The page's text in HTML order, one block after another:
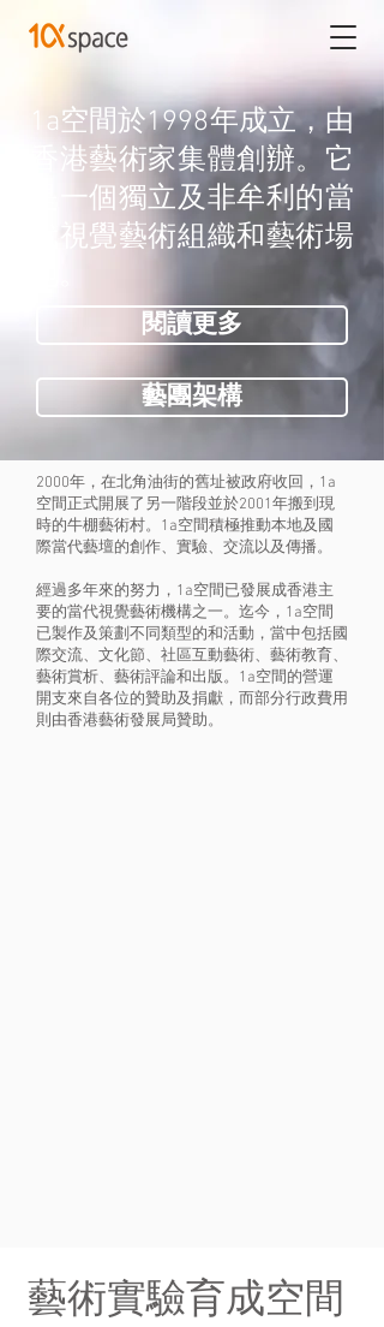
1a空間於1998年成立，由
香港藝術家集體創辦。它
是一個獨立及非牟利的當
代視覺藝術組織和藝術場
閱讀更多
藝團架構
2000年，在北角油街的舊址被政府收回，1a
空間正式開展了另一階段並於2001年搬到現
時的牛棚藝術村。1a空間積極推動本地及國
際當代藝壇的創作、實驗、交流以及傳播。
經過多年來的努力，1a空間已發展成香港主
要的當代視覺藝術機構之一。迄今，1a空間
已製作及策劃不同類型的和活動，當中包括國
際交流、文化節、社區互動藝術、藝術教育、
藝術賞析、藝術評論和出版。1a空間的營運
開支來自各位的贊助及捐獻，而部分行政費用
則由香港藝術發展局贊助。
藝術實驗育成空間